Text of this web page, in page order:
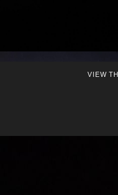
VIEW